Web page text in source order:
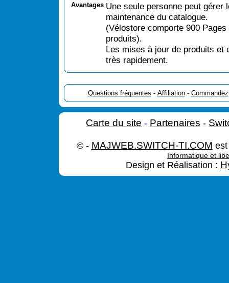
Avantages Une seule personne peut gérer
maintenance du catalogue.
(Vélostore comporte 900
produits).
Les mises à jour de produits et
très rapidement.
Questions fréquentes - Affiliation- Commandez
Carte du site - Partenaires -
© - MAJWEB.SWITCH-TI.COM
Informatique et
Design et Réalisation :